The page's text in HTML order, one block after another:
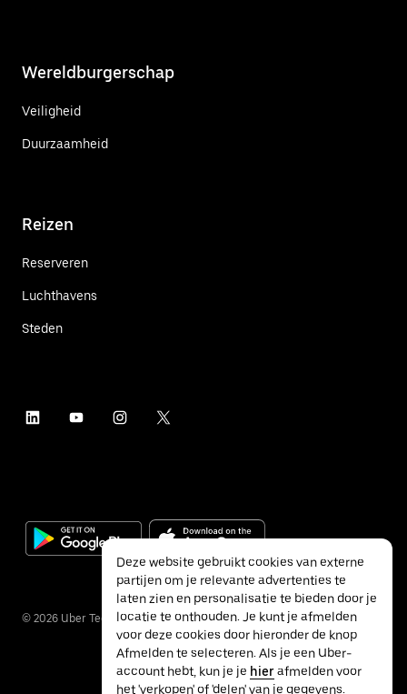
Wereldburgerschap
Veiligheid
Duurzaamheid
Reizen
Reserveren
Luchthavens
Steden
© 2026 Uber Technologies Inc.
Deze website gebruikt cookies van externe
partijen om je relevante advertenties te
laten zien en personalisatie te bieden door je
locatie te onthouden. Je kunt je afmelden
voor deze cookies door hieronder de knop
Afmelden te selecteren. Als je een Uber-
account hebt, kun je je hierafmelden voor
het 'verkopen' of 'delen' van je gegevens.